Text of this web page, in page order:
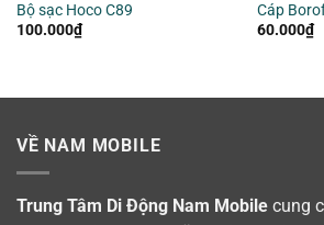
Bộ sạc Hoco C89
100.000₫
Cáp
60.000₫
VỀ NAM MOBILE
Trung Tâm Di Động Nam Mobile cung